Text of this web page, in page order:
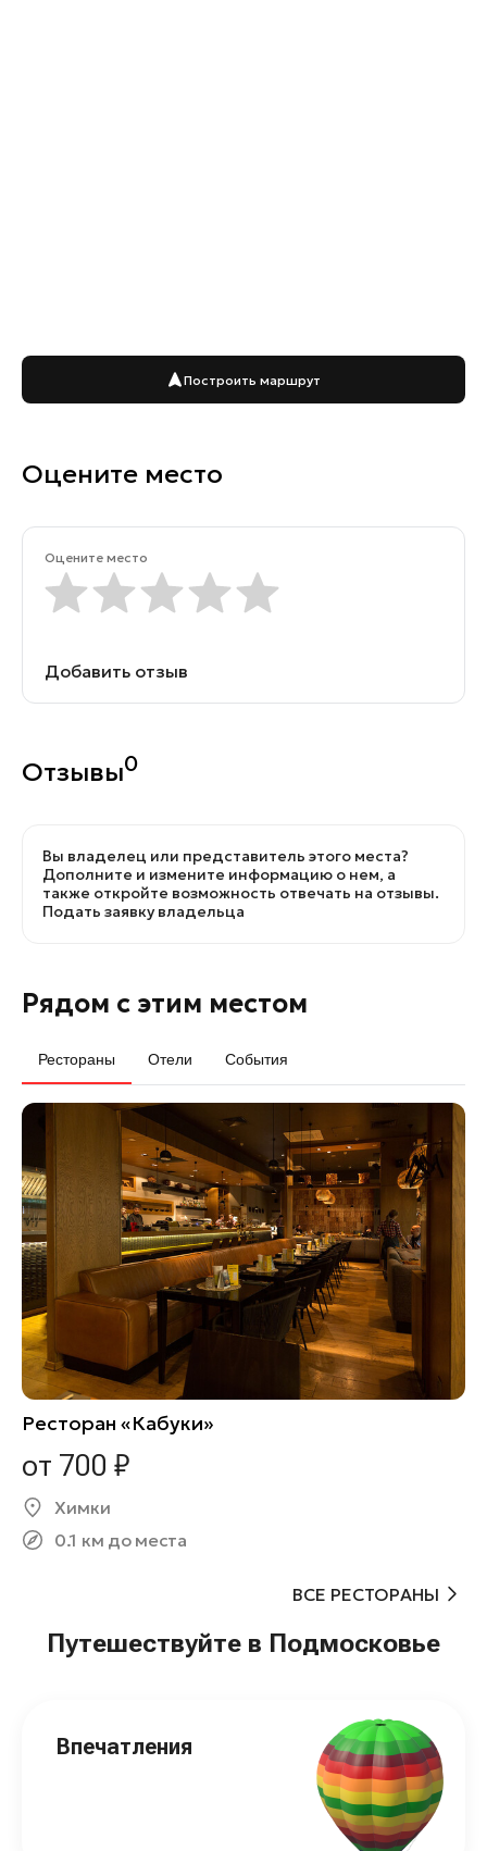
Построить маршрут
Оцените место
Оцените место
Добавить отзыв
Отзывы0
Вы владелец или представитель этого места?
Дополните и измените информацию о нем, а
также откройте возможность отвечать на отзывы.
Подать заявку владельца
Рядом с этим местом
Рестораны Отели События
Ресторан «Кабуки»
от 700 ₽
Химки
0.1 км до места
ВСЕ РЕСТОРАНЫ
Путешествуйте в Подмосковье
Впечатления